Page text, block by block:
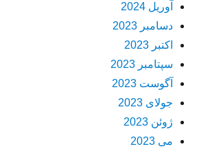
آوریل 2024
دسامبر 2023
اکتبر 2023
سپتامبر 2023
آگوست 2023
جولای 2023
ژوئن 2023
می 2023